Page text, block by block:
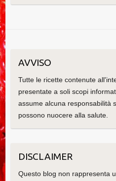
AVVISO
Tutte le ricette contenute
presentate a soli scopi
assume alcuna responsabilità
possono nuocere alla salute.
DISCLAIMER
Questo blog non rappresenta